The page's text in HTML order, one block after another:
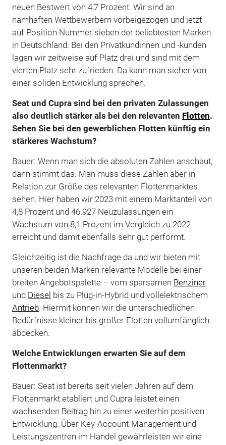
neuen Bestwert von 4,7 Prozent. Wir sind an
namhaften Wettbewerbern vorbeigezogen und jetzt
auf Position Nummer sieben der beliebtesten Marken
in Deutschland. Bei den Privatkundinnen und -kunden
lagen wir zeitweise auf Platz drei und sind mit dem
vierten Platz sehr zufrieden. Da kann man sicher von
einer soliden Entwicklung sprechen.
Seat und Cupra sind bei den privaten Zulassungen
also deutlich stärker als bei den relevanten Flotten.
Sehen Sie bei den gewerblichen Flotten künftig ein
stärkeres Wachstum?
Bauer: Wenn man sich die absoluten Zahlen anschaut,
dann stimmt das. Man muss diese Zahlen aber in
Relation zur Größe des relevanten Flottenmarktes
sehen. Hier haben wir 2023 mit einem Marktanteil von
4,8 Prozent und 46.927 Neuzulassungen ein
Wachstum von 8,1 Prozent im Vergleich zu 2022
erreicht und damit ebenfalls sehr gut performt.
Gleichzeitig ist die Nachfrage da und wir bieten mit
unseren beiden Marken relevante Modelle bei einer
breiten Angebotspalette – vom sparsamen Benziner
und Diesel bis zu Plug-in-Hybrid und vollelektrischem
Antrieb. Hiermit können wir die unterschiedlichen
Bedürfnisse kleiner bis großer Flotten vollumfänglich
abdecken.
Welche Entwicklungen erwarten Sie auf dem
Flottenmarkt?
Bauer: Seat ist bereits seit vielen Jahren auf dem
Flottenmarkt etabliert und Cupra leistet einen
wachsenden Beitrag hin zu einer weiterhin positiven
Entwicklung. Über Key-Account-Management und
Leistungszentren im Handel gewährleisten wir eine